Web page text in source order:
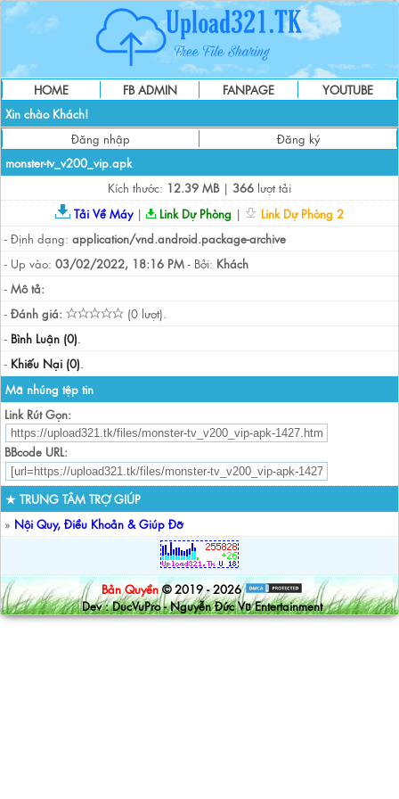
HOME FB ADMIN FANPAGE
YOUTUBE
Xin chào Khách!
Đăng nhập
Đăng ký
monster-tv_v200_vip.apk
Kích thước: 12.39 MB| 366 lượt tải
Tải Về Máy| Link Dự Phòng |
Link Dự Phòng 2
- Định dạng: application/vnd.android.package-archive
- Up vào: 03/02/2022, 18:16 PM - Bởi: Khách
- Mô tả:
- Đánh giá:
(0 lượt).
- Bình Luận (0).
- Khiếu Nại (0).
Mã nhúng tệp tin
Link Rút Gọn:
BBcode URL:
★ TRUNG TÂM TRỢ GIÚP
» Nội Quy, Điều Khoản & Giúp Đỡ
Bản Quyền © 2019 - 2026
Dev : DucVuPro - Nguyễn Đức Vũ Entertainment